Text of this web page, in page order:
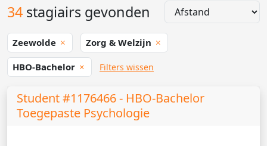
34 stagiairs gevonden
Zeewolde Zorg & Welzijn
HBO-Bachelor Filters wissen
Student #1176466 - HBO-Bachelor
Toegepaste Psychologie